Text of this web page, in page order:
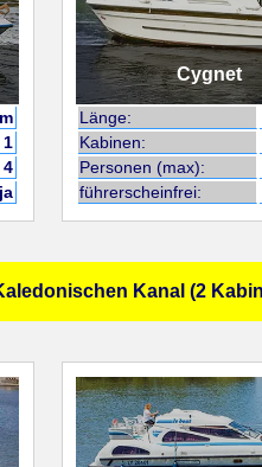
1
4
ja
Cygnet
Länge:
Kabinen:
Personen (max):
führerscheinfrei:
Kanal (2